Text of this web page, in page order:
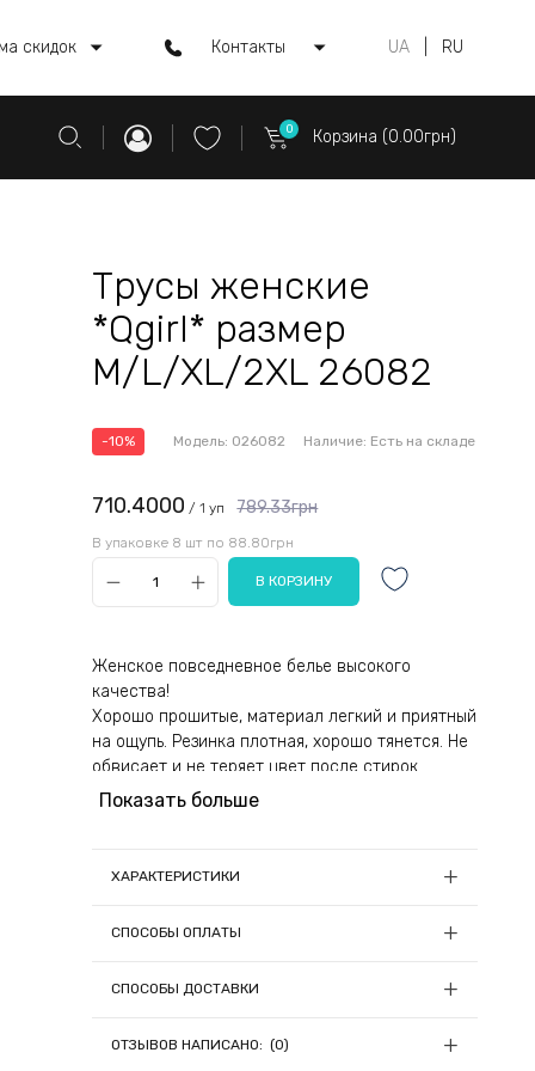
скидок Контакты UA RU
0 Корзина (0.00грн)
Трусы женские
*Qgirl* размер
M/L/XL/2XL 26082
-10% Модель: 026082 Наличие: Есть на складе
789.33грн
710.4000 / 1 уп
В упаковке 8 шт по 88.80грн
Женское повседневное белье высокого
качества!
Хорошо прошитые, материал легкий и приятный
на ощупь. Резинка плотная, хорошо тянется. Не
обвисает и не теряет цвет после стирок.
Показать больше
ХАРАКТЕРИСТИКИ
Размеры: В упаковке
2шт(М),2шт(L),2шт(XL),2шт(2XL)
Разноцветный
СПОСОБЫ ОПЛАТЫ
1) Онлайн оплата
онлайн при оформлении заказа с помощью
СПОСОБЫ ДОСТАВКИ
Мы отправляем заказы ежедневно (кроме
Пятницы) в 13:00, если средства были зачислены
ОТЗЫВОВ НАПИСАНО: (0)